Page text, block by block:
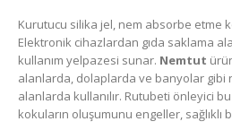
Kurutucu silika jel, nem absorbe etme
Elektronik cihazlardan gıda saklama
kullanım yelpazesi sunar. Nemtut
alanlarda, dolaplarda ve banyolar gibi
alanlarda kullanılır. Rutubeti önleyici
kokuların oluşumunu engeller, sağlıklı